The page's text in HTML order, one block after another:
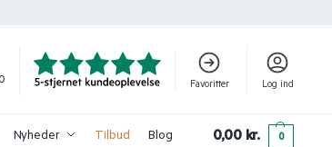
Favoritter Log ind
Nyheder Tilbud Blog 0,00 kr. 0